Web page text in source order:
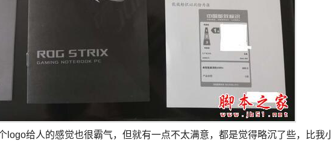
logo给人的感觉也很霸气，但就有一点不太满意，都是觉得略沉了些，比我